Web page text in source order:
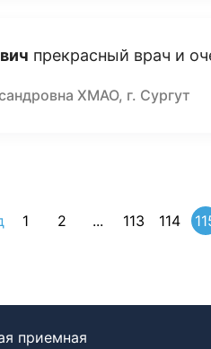
прекрасный врач и
ХМАО, г. Сургут
1 2 ... 113 114
приемная